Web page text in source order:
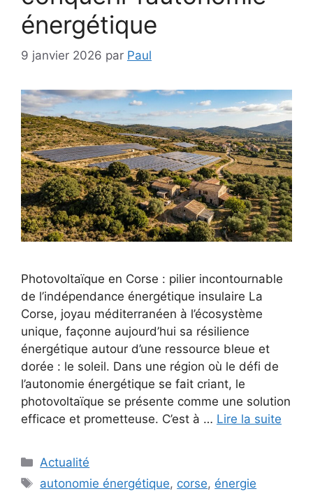
énergétique
9 janvier 2026 par Paul
Photovoltaïque en Corse : pilier incontournable
de l’indépendance énergétique insulaire La
Corse, joyau méditerranéen à l’écosystème
unique, façonne aujourd’hui sa résilience
énergétique autour d’une ressource bleue et
dorée : le soleil. Dans une région où le défi de
l’autonomie énergétique se fait criant, le
photovoltaïque se présente comme une solution
efficace et prometteuse. C’est à … Lire la suite
Catégories
Actualité
Étiquettes
autonomie énergétique, corse, énergie